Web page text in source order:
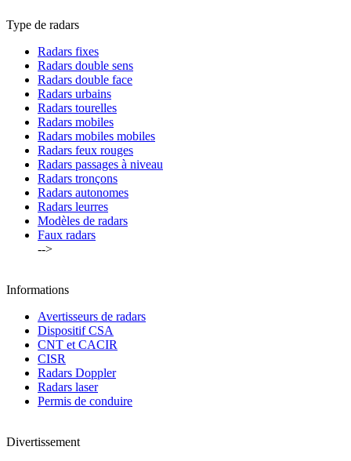
Type de radars
Radars fixes
Radars double sens
Radars double face
Radars urbains
Radars tourelles
Radars mobiles
Radars mobiles mobiles
Radars feux rouges
Radars passages à niveau
Radars tronçons
Radars autonomes
Radars leurres
Modèles de radars
Faux radars
-->
Informations
Avertisseurs de radars
Dispositif CSA
CNT et CACIR
CISR
Radars Doppler
Radars laser
Permis de conduire
Divertissement